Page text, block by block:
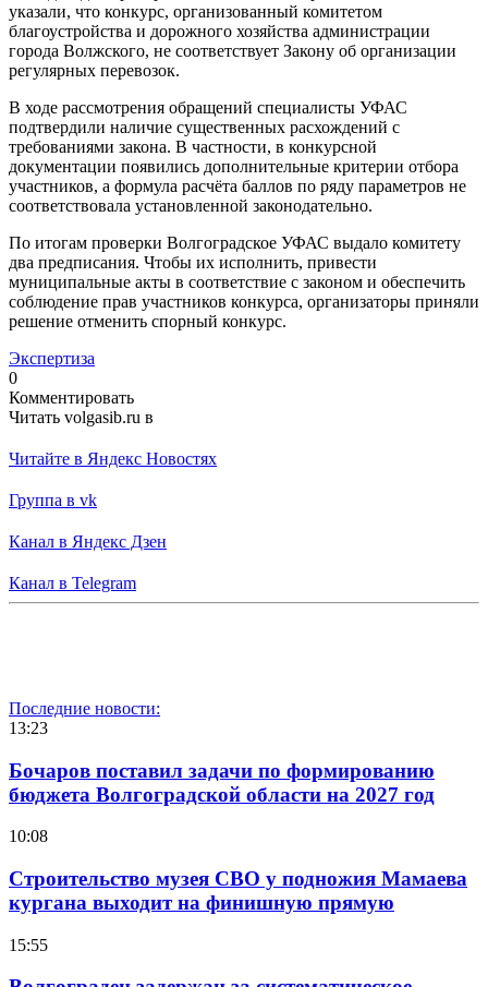
указали, что конкурс, организованный комитетом
благоустройства и дорожного хозяйства администрации
города Волжского, не соответствует Закону об организации
регулярных перевозок.
В ходе рассмотрения обращений специалисты УФАС
подтвердили наличие существенных расхождений с
требованиями закона. В частности, в конкурсной
документации появились дополнительные критерии отбора
участников, а формула расчёта баллов по ряду параметров не
соответствовала установленной законодательно.
По итогам проверки Волгоградское УФАС выдало комитету
два предписания. Чтобы их исполнить, привести
муниципальные акты в соответствие с законом и обеспечить
соблюдение прав участников конкурса, организаторы приняли
решение отменить спорный конкурс.
Экспертиза
0
Комментировать
Читать volgasib.ru в
Читайте в Яндекс Новостях
Группа в vk
Канал в Яндекс Дзен
Канал в Telegram
Последние новости:
13:23
Бочаров поставил задачи по формированию
бюджета Волгоградской области на 2027 год
10:08
Строительство музея СВО у подножия Мамаева
кургана выходит на финишную прямую
15:55